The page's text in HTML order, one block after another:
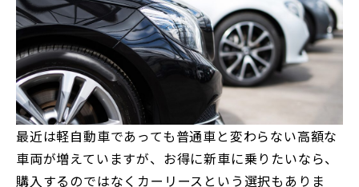
最近は軽自動車であっても普通車と変わらない高額な
車両が増えていますが、お得に新車に乗りたいなら、
購入するのではなくカーリースという選択もありま